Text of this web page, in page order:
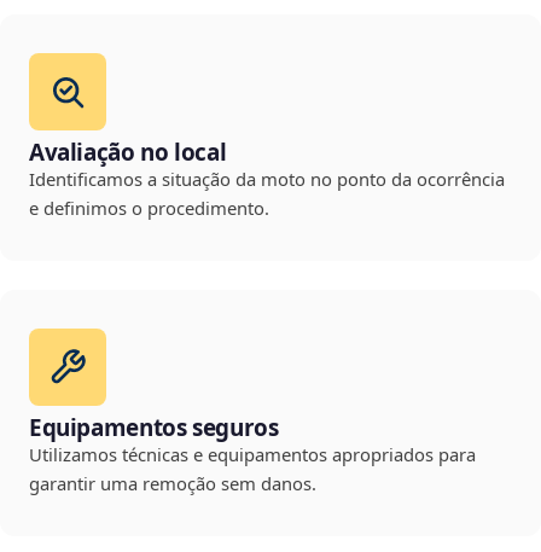
Avaliação no local
Identificamos a situação da moto no ponto da ocorrência
e definimos o procedimento.
Equipamentos seguros
Utilizamos técnicas e equipamentos apropriados para
garantir uma remoção sem danos.